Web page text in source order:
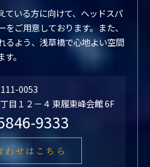
ている方に向けて、ヘッドスパ
ご用意しております。また、
るよう、浅草橋で心地よい空間
。
0053
目１２－４ 東履東峰会館 6F
9333
わせはこちら